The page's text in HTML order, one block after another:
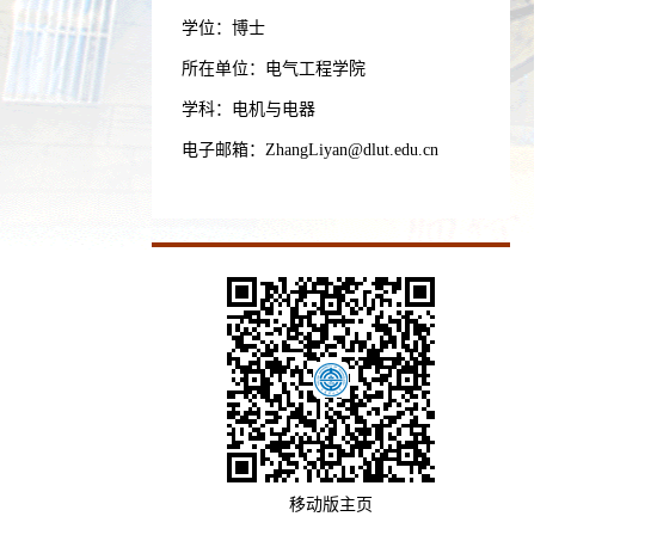
学位：博士
所在单位：电气工程学院
学科：电机与电器
电子邮箱： ZhangLiyan@dlut.edu.cn
移动版主页